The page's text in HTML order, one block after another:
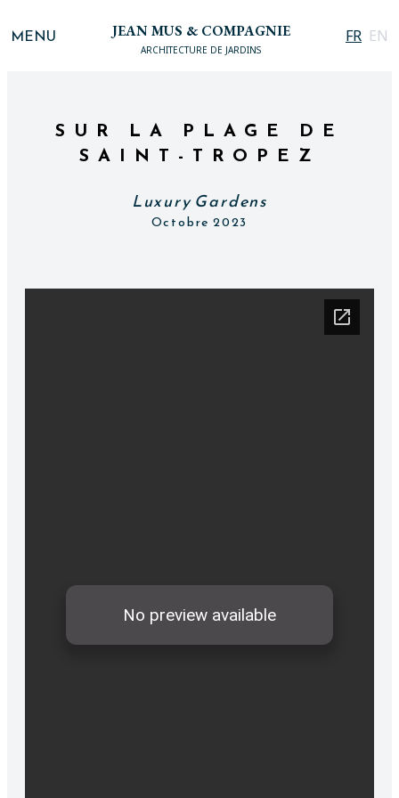
MENU JEAN MUS & COMPAGNIE
ARCHITECTURE DE JARDINS
FR EN
SUR LA PLAGE DE
SAINT-TROPEZ
Luxury Gardens
Octobre 2023